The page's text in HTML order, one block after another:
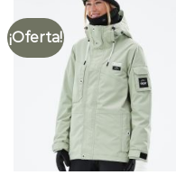
¡Oferta!